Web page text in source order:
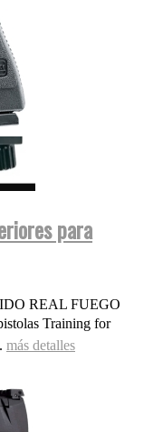
para
REAL FUEGO
Training for
más detalles